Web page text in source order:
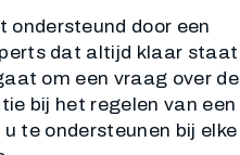
ondersteund door een
dat altijd klaar staat
om een vraag over de
bij het regelen van een
te ondersteunen bij